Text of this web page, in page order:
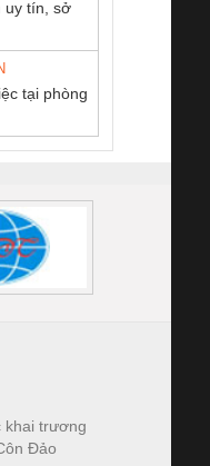
Nẹp nhôm chống
trơn Đà Nẵng
TM-DV DAI DONG
uy tín, sở
tại phòng
khai trương
Đảo